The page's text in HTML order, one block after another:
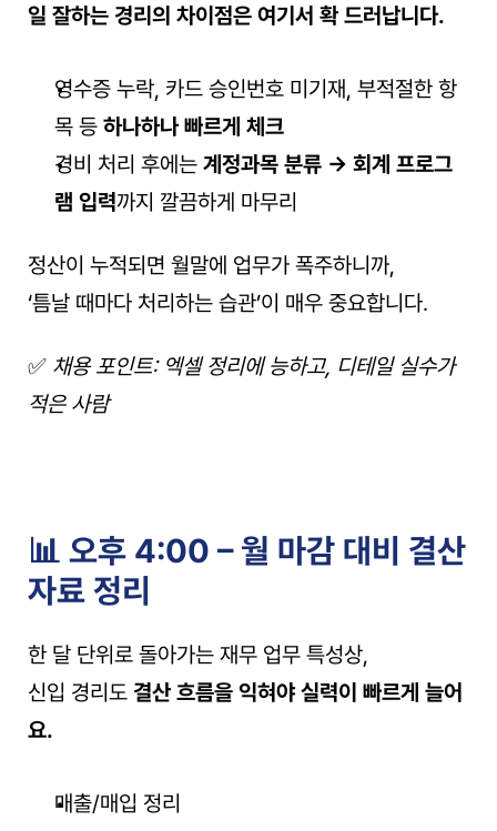
일 잘하는 경리의 차이점은 여기서 확 드러납니다.
영수증 누락, 카드 승인번호 미기재, 부적절한 항
목 등 하나하나 빠르게 체크
경비 처리 후에는 계정과목 분류 → 회계 프로그
램 입력까지 깔끔하게 마무리
정산이 누적되면 월말에 업무가 폭주하니까,
‘틈날 때마다 처리하는 습관’이 매우 중요합니다.
✅ 채용 포인트: 엑셀 정리에 능하고, 디테일 실수가
적은 사람
📊 오후 4:00 – 월 마감 대비 결산
자료 정리
한 달 단위로 돌아가는 재무 업무 특성상,
신입 경리도 결산 흐름을 익혀야 실력이 빠르게 늘어
요.
매출/매입 정리